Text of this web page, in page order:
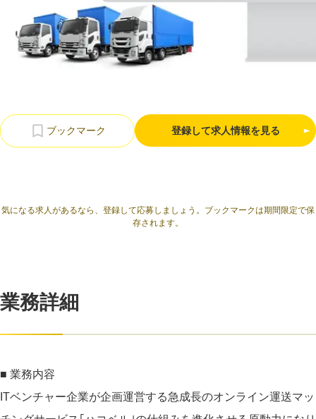
法人向け資料ダウンロード
/採用検討企業様へ
利用規約プライバシーポリシー採用情報会社概要
登録して求人情報を見る
気になる求人があるなら、登録して応募しましょう。ブックマークは期間限定で保
存されます。
業務詳細
■ 業務内容
ITベンチャー企業が企画運営する急成長のオンライン運送マッ